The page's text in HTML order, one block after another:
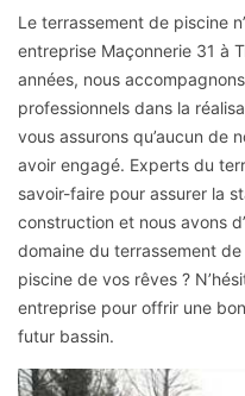
Le terrassement de piscine
entreprise Maçonnerie 31 à
années, nous
professionnels dans la
vous assurons qu’aucun de
avoir engagé. Experts du
savoir-faire pour assurer la
construction et nous avons
domaine du terrassement
piscine de vos rêves ?
entreprise pour offrir une
futur bassin.